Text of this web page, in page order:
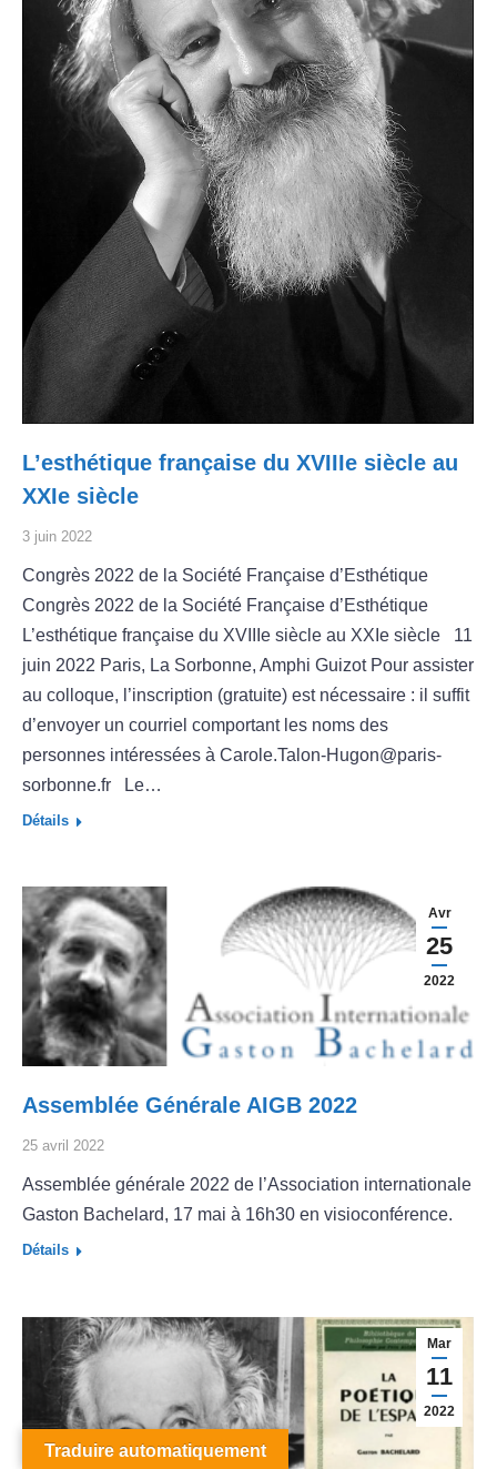
L’esthétique française du XVIIIe siècle au
XXIe siècle
3 juin 2022
Congrès 2022 de la Société Française d’Esthétique
Congrès 2022 de la Société Française d’Esthétique
L’esthétique française du XVIIIe siècle au XXIe siècle 11
juin 2022 Paris, La Sorbonne, Amphi Guizot Pour assister
au colloque, l’inscription (gratuite) est nécessaire : il suffit
d’envoyer un courriel comportant les noms des
personnes intéressées à Carole.Talon-Hugon@paris-
sorbonne.fr Le…
Détails
Avr
25
2022
Assemblée Générale AIGB 2022
25 avril 2022
Assemblée générale 2022 de l’Association internationale
Gaston Bachelard, 17 mai à 16h30 en visioconférence.
Détails
Mar
11
2022
Traduire automatiquement